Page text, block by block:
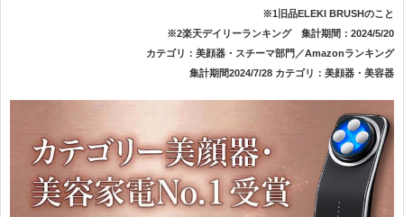
※1旧品ELEKI BRUSHのこと
※2楽天デイリーランキング 集計期間：2024/5/20
カテゴリ：美顔器・スチーマ部門／Amazonランキング
集計期間2024/7/28 カテゴリ：美顔器・美容器